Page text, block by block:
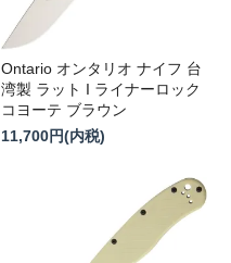
Ontario オンタリオ ナイフ 台
湾製 ラット I ライナーロック
コヨーテ ブラウン
11,700円(内税)